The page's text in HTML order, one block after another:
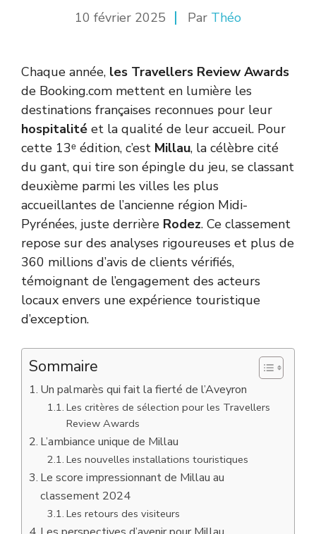
10 février 2025 Par Théo
Chaque année, les Travellers Review Awards
de Booking.com mettent en lumière les
destinations françaises reconnues pour leur
hospitalité et la qualité de leur accueil. Pour
cette 13ᵉ édition, c’est Millau, la célèbre cité
du gant, qui tire son épingle du jeu, se classant
deuxième parmi les villes les plus
accueillantes de l’ancienne région Midi-
Pyrénées, juste derrière Rodez. Ce classement
repose sur des analyses rigoureuses et plus de
360 millions d’avis de clients vérifiés,
témoignant de l’engagement des acteurs
locaux envers une expérience touristique
d’exception.
Sommaire
Un palmarès qui fait la fierté de l’Aveyron
Les critères de sélection pour les Travellers
Review Awards
L’ambiance unique de Millau
Les nouvelles installations touristiques
Le score impressionnant de Millau au
classement 2024
Les retours des visiteurs